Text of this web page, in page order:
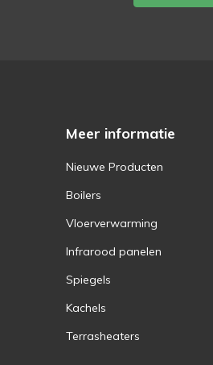
Meer informatie
Nieuwe Producten
Boilers
Vloerverwarming
Infrarood panelen
Spiegels
Kachels
Terrasheaters